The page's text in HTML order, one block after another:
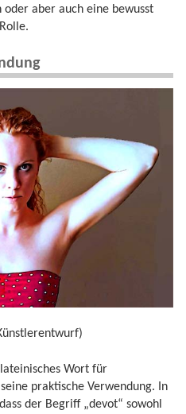
aber auch eine bewusst
Wort für
praktische Verwendung. In
der Begriff „devot“ sowohl